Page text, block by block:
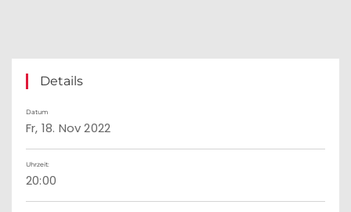
Details
Datum
Fr, 18. Nov 2022
Uhrzeit:
20:00